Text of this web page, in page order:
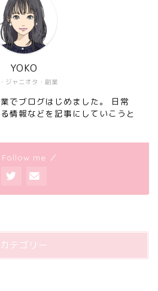
ジャニオタ・副業
YOKO
でブログはじめました。 日常
情報などを記事にしていこうと
Follow me ／
カテゴリー